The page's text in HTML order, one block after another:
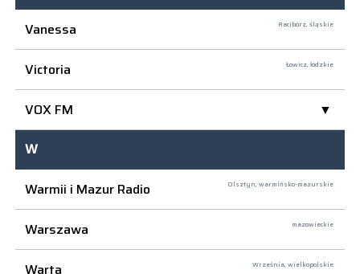
Vanessa
Racibórz, śląskie
Victoria Łowicz, łódzkie
VOX FM
W
Warmii i Mazur Radio
Olsztyn, warmińsko-mazurskie
Warszawa mazowieckie
Warta Września, wielkopolskie